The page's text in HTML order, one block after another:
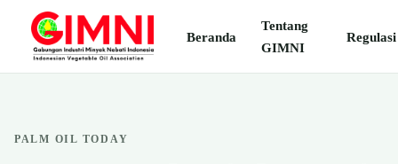
Beranda
Tentang
GIMNI
Regulasi
PALM OIL TODAY